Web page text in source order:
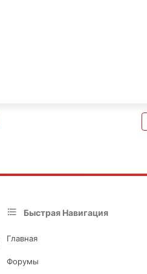
Быстрая Навигация
Главная
Форумы